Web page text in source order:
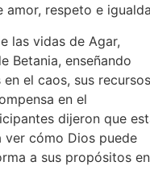
respeto e
las vidas de Agar,
Betania, enseñando
el caos, sus
en el
dijeron que
ver cómo Dios puede
a sus propósitos en